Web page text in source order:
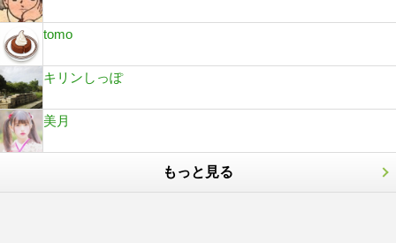
tomo
キリンしっぽ
美月
もっと見る